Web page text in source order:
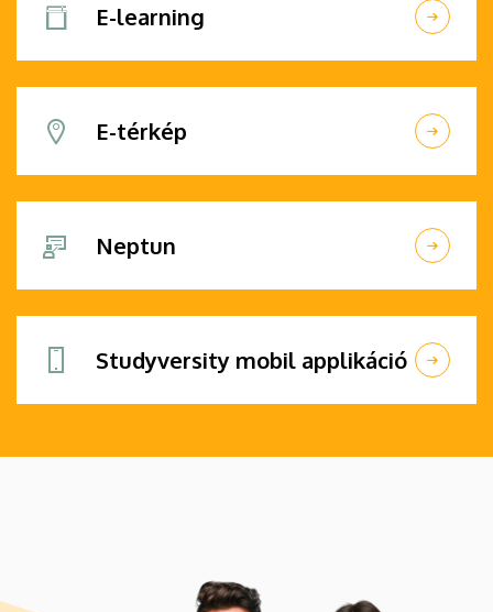
E-learning
E-térkép
Neptun
Studyversity mobil applikáció